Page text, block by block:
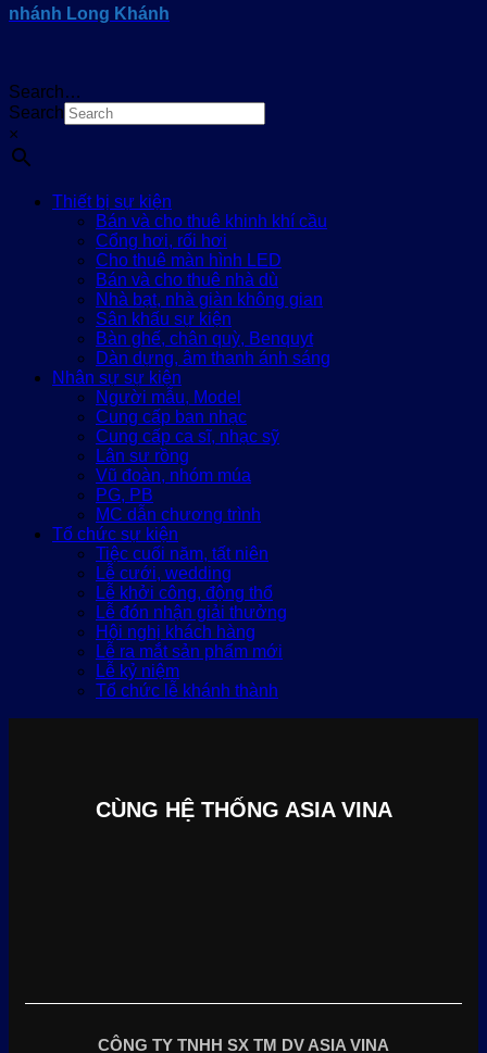
nhánh Long Khánh
Search…
Search
×
Thiết bị sự kiện
Bán và cho thuê khinh khí cầu
Cổng hơi, rối hơi
Cho thuê màn hình LED
Bán và cho thuê nhà dù
Nhà bạt, nhà giàn không gian
Sân khấu sự kiện
Bàn ghế, chân quỳ, Benquyt
Dàn dựng, âm thanh ánh sáng
Nhân sự sự kiện
Người mẫu, Model
Cung cấp ban nhạc
Cung cấp ca sĩ, nhạc sỹ
Lân sư rồng
Vũ đoàn, nhóm múa
PG, PB
MC dẫn chương trình
Tổ chức sự kiện
Tiệc cuối năm, tất niên
Lễ cưới, wedding
Lễ khởi công, động thổ
Lễ đón nhận giải thưởng
Hội nghị khách hàng
Lễ ra mắt sản phẩm mới
Lễ kỷ niệm
Tổ chức lễ khánh thành
CÙNG HỆ THỐNG ASIA VINA
CÔNG TY TNHH SX TM DV ASIA VINA